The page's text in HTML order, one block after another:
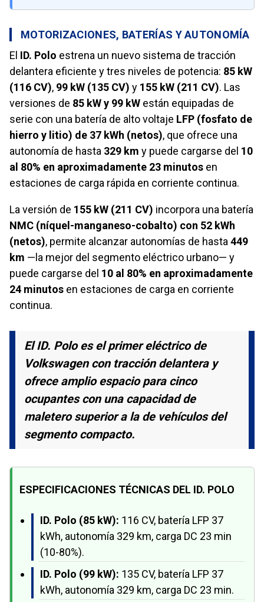
MOTORIZACIONES, BATERÍAS Y AUTONOMÍA
El ID. Polo estrena un nuevo sistema de tracción
delantera eficiente y tres niveles de potencia: 85 kW
(116 CV), 99 kW (135 CV) y 155 kW (211 CV). Las
versiones de 85 kW y 99 kW están equipadas de
serie con una batería de alto voltaje LFP (fosfato de
hierro y litio) de 37 kWh (netos), que ofrece una
autonomía de hasta 329 km y puede cargarse del 10
al 80% en aproximadamente 23 minutos en
estaciones de carga rápida en corriente continua.
La versión de 155 kW (211 CV) incorpora una batería
NMC (níquel-manganeso-cobalto) con 52 kWh
(netos), permite alcanzar autonomías de hasta 449
km —la mejor del segmento eléctrico urbano— y
puede cargarse del 10 al 80% en aproximadamente
24 minutos en estaciones de carga en corriente
continua.
El ID. Polo es el primer eléctrico de
Volkswagen con tracción delantera y
ofrece amplio espacio para cinco
ocupantes con una capacidad de
maletero superior a la de vehículos del
segmento compacto.
ESPECIFICACIONES TÉCNICAS DEL ID. POLO
ID. Polo (85 kW): 116 CV, batería LFP 37
kWh, autonomía 329 km, carga DC 23 min
(10-80%).
ID. Polo (99 kW): 135 CV, batería LFP 37
kWh, autonomía 329 km, carga DC 23 min.